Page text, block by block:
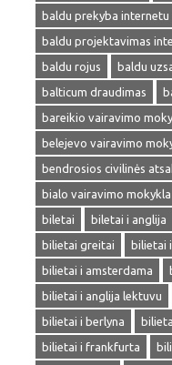
baldu prekyba internetu
baldu projektavimas
baldu rojus
baldu
balticum draudimas
bareikio vairavimo
belejevo vairavimo
bendrosios civilinės
bialo vairavimo mokykla
biletai
biletai i anglija
bilietai greitai
bilietai
bilietai i amsterdama
bilietai i anglija lektuvu
bilietai i berlyna
bilietai i frankfurta